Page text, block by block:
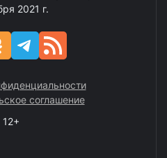
2021 г.
соглашение
12+